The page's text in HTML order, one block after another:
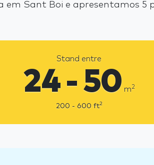
Sant Boi e apresentamos 5
Stand entre
24 - 50 m2
200 - 600 ft2